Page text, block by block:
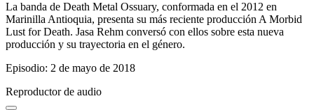
La banda de Death Metal Ossuary, conformada en el 2012 en
Marinilla Antioquia, presenta su más reciente producción A Morbid
Lust for Death. Jasa Rehm conversó con ellos sobre esta nueva
producción y su trayectoria en el género.
Episodio: 2 de mayo de 2018
Reproductor de audio